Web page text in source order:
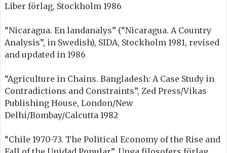
Liber förlag, Stockholm 1986
“Nicaragua. En landanalys” (“Nicaragua. A Country
Analysis”, in Swedish), SIDA, Stockholm 1981, revised
and updated in 1986
“Agriculture in Chains. Bangladesh: A Case Study in
Contradictions and Constraints”, Zed Press/Vikas
Publishing House, London/New
Delhi/Bombay/Calcutta 1982
“Chile 1970-73. The Political Economy of the Rise and